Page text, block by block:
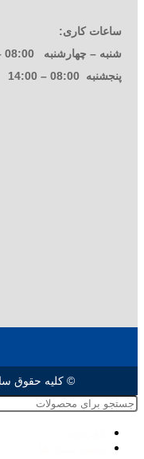
ساعات کاری:
شنبه – چهارشنبه 08:00 – 17:00
پنجشنبه 08:00 – 14:00
© کلیه حقوق